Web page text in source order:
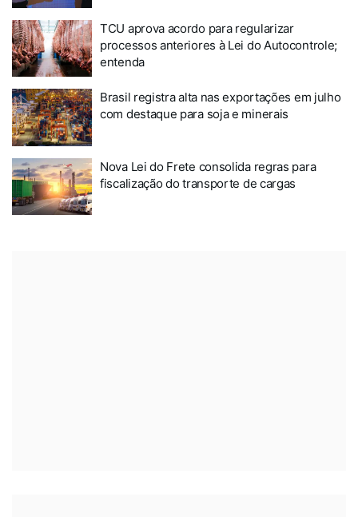
TCU aprova acordo para regularizar
processos anteriores à Lei do Autocontrole;
entenda
Brasil registra alta nas exportações em julho
com destaque para soja e minerais
Nova Lei do Frete consolida regras para
fiscalização do transporte de cargas